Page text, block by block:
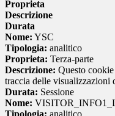
Proprieta
Descrizione
Durata
Nome: YSC
Tipologia: analitico
Proprieta: Terza-parte
Descrizione: Questo
traccia delle visualizzazioni
Durata: Sessione
Nome: